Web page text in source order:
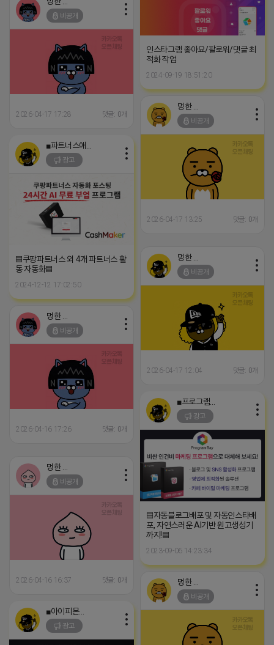
인스타그램 좋아요/팔로워/댓글 최
적화 작업
2024-09-19 18:51:20
비공개
2026-04-17 17:28 댓글: 0개
비공개
2026-04-17 13:25 댓글: 0개
광고
▤쿠팡파트너스 외 4개 파트너스 활
동 자동화▤
2024-12-12 17:02:50
비공개
2026-04-17 12:04 댓글: 0개
비공개
2026-04-16 17:26 댓글: 0개
광고
▤자동블로그배포 및 자동인스타배
포, 자연스러운 AI기반 원고생성기
까지!▤
2023-09-06 14:23:34
비공개
2026-04-16 16:37 댓글: 0개
비공개
■아이피몬스터■
광고